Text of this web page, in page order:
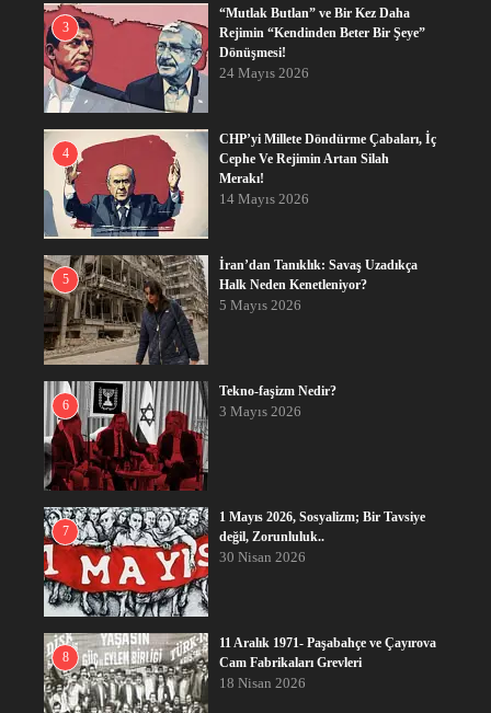
3
“Mutlak Butlan” ve Bir Kez Daha
Rejimin “Kendinden Beter Bir Şeye”
Dönüşmesi!
24 Mayıs 2026
4
CHP’yi Millete Döndürme Çabaları, İç
Cephe Ve Rejimin Artan Silah
Merakı!
14 Mayıs 2026
5
İran’dan Tanıklık: Savaş Uzadıkça
Halk Neden Kenetleniyor?
5 Mayıs 2026
6
Tekno-faşizm Nedir?
3 Mayıs 2026
7
1 Mayıs 2026, Sosyalizm; Bir Tavsiye
değil, Zorunluluk..
30 Nisan 2026
8
11 Aralık 1971- Paşabahçe ve Çayırova
Cam Fabrikaları Grevleri
18 Nisan 2026